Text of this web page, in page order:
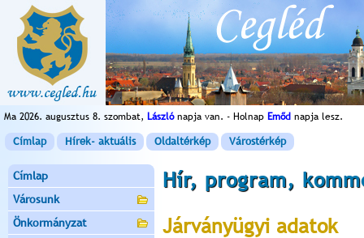
Ma 2026. augusztus 8. szombat, Lászlónapja van. - Holnap Emőd napja lesz.
Címlap Hírek- aktuális Oldaltérkép Várostérkép
Címlap
Városunk
Önkormányzat
Hír, program,
Járványügyi adatok